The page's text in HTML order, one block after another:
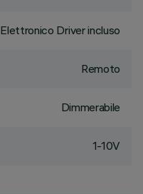
Elettronico Driver incluso
Remoto
Dimmerabile
1-10V